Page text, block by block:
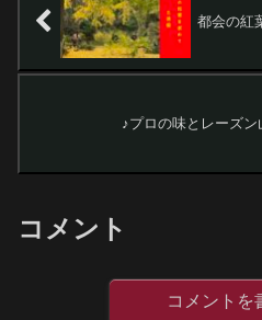
都会の紅
♪プロの味とレーズン
コメント
コメントを